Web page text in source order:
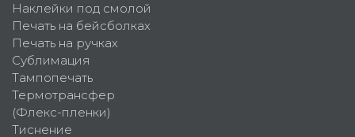
Наклейки под смолой
Печать на бейсболках
Печать на ручках
Сублимация
Тампопечать
Термотрансфер
(Флекс-пленки)
Тиснение